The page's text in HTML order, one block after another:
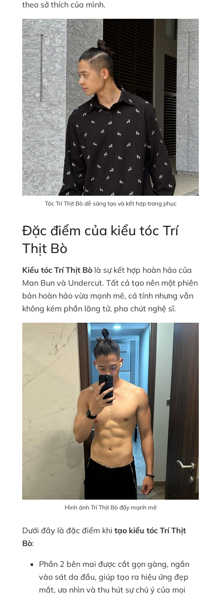
theo sở thích của mình.
Tóc Trí Thịt Bò dễ sáng tạo và kết hợp trang phục
Đặc điểm của kiểu tóc Trí
Thịt Bò
Kiểu tóc Trí Thịt Bò là sự kết hợp hoàn hảo của
Man Bun và Undercut. Tất cả tạo nên một phiên
bản hoàn hảo vừa mạnh mẽ, cá tính nhưng vẫn
không kém phần lãng tử, pha chút nghệ sĩ.
Hình ảnh Trí Thịt Bò đầy mạnh mẽ
Dưới đây là đặc điểm khi tạo kiểu tóc Trí Thịt
Bò:
Phần 2 bên mai được cắt gọn gàng, ngắn
vào sát da đầu, giúp tạo ra hiệu ứng đẹp
mắt, ưa nhìn và thu hút sự chú ý của mọi